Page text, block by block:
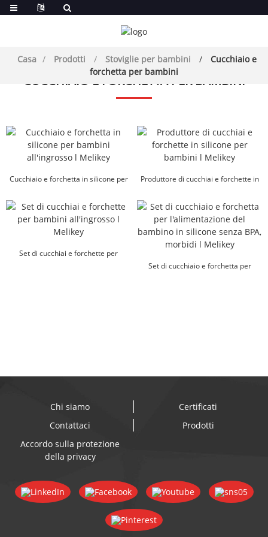
Casa Prodotti Stoviglie per bambini
Cucchiaio e
forchetta per bambini
CUCCHIAIO E FORCHETTA PER BAMBINI
Cucchiaio e forchetta in silicone per
Produttore di cucchiai e forchette in
Set di cucchiai e forchette per
Set di cucchiaio e forchetta per
Chi siamo
Certificati
Contattaci
Prodotti
Accordo sulla protezione
della privacy